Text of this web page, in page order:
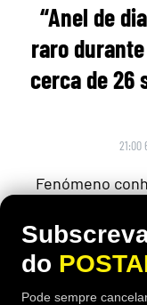
“Anel de
raro
cerca de 26
21:00
Fenómeno
durante o
do
Pode sempre